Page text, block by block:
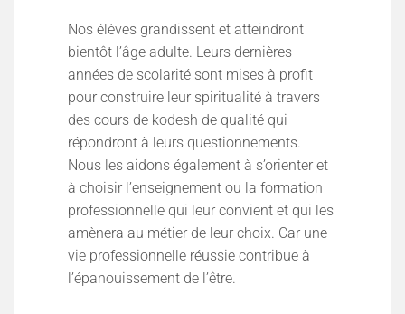
Nos élèves grandissent et atteindront
bientôt l’âge adulte. Leurs dernières
années de scolarité sont mises à profit
pour construire leur spiritualité à travers
des cours de kodesh de qualité qui
répondront à leurs questionnements.
Nous les aidons également à s’orienter et
à choisir l’enseignement ou la formation
professionnelle qui leur convient et qui les
amènera au métier de leur choix. Car une
vie professionnelle réussie contribue à
l’épanouissement de l’être.